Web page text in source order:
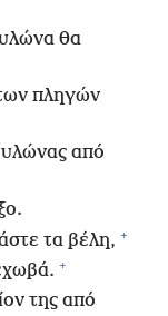
θα
των πληγών
από
τα βέλη, +
+
της από